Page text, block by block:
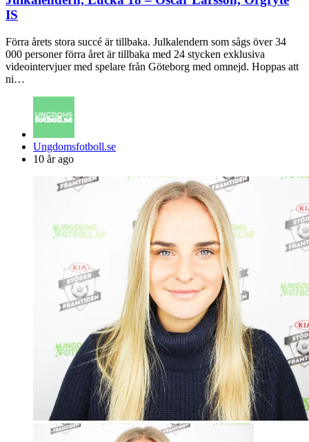
IS
Förra årets stora succé är tillbaka. Julkalendern som sågs över 34
000 personer förra året är tillbaka med 24 stycken exklusiva
videointervjuer med spelare från Göteborg med omnejd. Hoppas att
ni…
Posted
by
Ungdomsfotboll.se
10 år ago